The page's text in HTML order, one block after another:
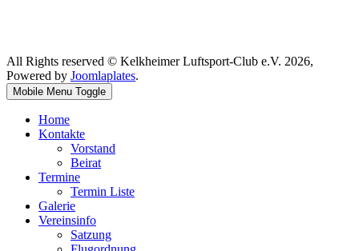
All Rights reserved © Kelkheimer Luftsport-Club e.V. 2026,
Powered by Joomlaplates.
Mobile Menu Toggle
Home
Kontakte
Vorstand
Beirat
Termine
Termin Liste
Galerie
Vereinsinfo
Satzung